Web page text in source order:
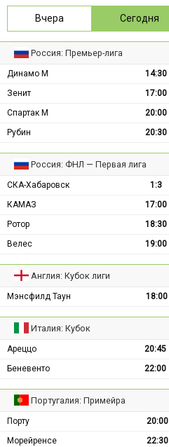
Вчера Сегодня
Россия: Премьер-лига
Динамо М 14:30
Зенит
17:00
Спартак М
20:00
Рубин
20:30
Россия: ФНЛ — Первая лига
СКА-Хабаровск 1:3
КАМАЗ
17:00
Ротор
18:30
Велес
19:00
Англия: Кубок лиги
Мэнсфилд Таун 18:00
Италия: Кубок
Ареццо 20:45
Беневенто
22:00
Португалия: Примейра
Порту 20:00
Морейренсе
22:30